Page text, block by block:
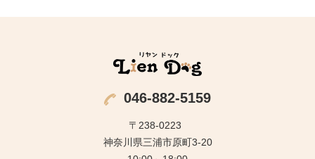
046-882-5159
〒238-0223
神奈川県三浦市原町3-20